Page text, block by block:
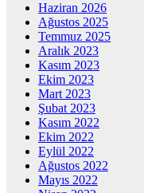
Haziran 2026
Ağustos 2025
Temmuz 2025
Aralık 2023
Kasım 2023
Ekim 2023
Mart 2023
Şubat 2023
Kasım 2022
Ekim 2022
Eylül 2022
Ağustos 2022
Mayıs 2022